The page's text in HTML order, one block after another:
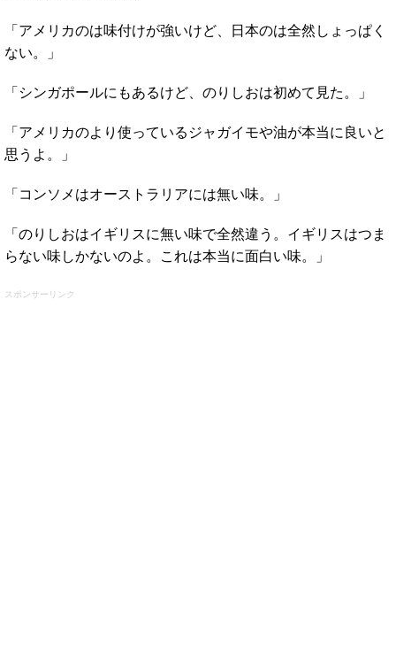
「アメリカのは味付けが強いけど、日本のは全然しょっぱく
ない。」
「シンガポールにもあるけど、のりしおは初めて見た。」
「アメリカのより使っているジャガイモや油が本当に良いと
思うよ。」
「コンソメはオーストラリアには無い味。」
「のりしおはイギリスに無い味で全然違う。イギリスはつま
らない味しかないのよ。これは本当に面白い味。」
スポンサーリンク